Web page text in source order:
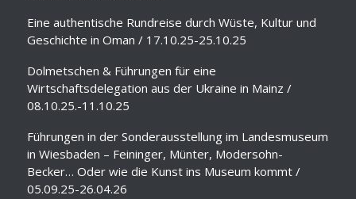
Eine authentische Rundreise durch Wüste, Kultur und
Geschichte in Oman / 17.10.25-25.10.25
Dolmetschen & Führungen für eine
Wirtschaftsdelegation aus der Ukraine in Mainz /
08.10.25.-11.10.25
Führungen in der Sonderausstellung im Landesmuseum
in Wiesbaden – Feininger, Münter, Modersohn-
Becker… Oder wie die Kunst ins Museum kommt /
05.09.25-26.04.26